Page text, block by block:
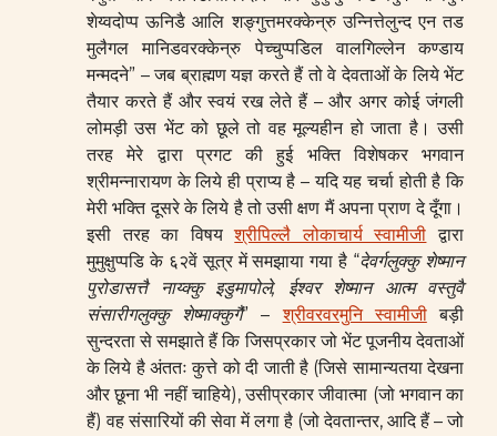
शेय्वदोप्प ऊनिडै आलि शङ्गुत्तमरक्केन्रु उन्नित्तेलुन्द एन तड
मुलैगल मानिडवरक्केन्रु पेच्चुप्पडिल वालगिल्लेन कण्डाय
मन्मदने” – जब ब्राह्मण यज्ञ करते हैं तो वे देवताओं के लिये भेंट
तैयार करते हैं और स्वयं रख लेते हैं – और अगर कोई जंगली
लोमड़ी उस भेंट को छूले तो वह मूल्यहीन हो जाता है। उसी
तरह मेरे द्वारा प्रगट की हुई भक्ति विशेषकर भगवान
श्रीमन्नारायण के लिये ही प्राप्य है – यदि यह चर्चा होती है कि
मेरी भक्ति दूसरे के लिये है तो उसी क्षण मैं अपना प्राण दे दूँगा।
इसी तरह का विषयश्रीपिल्लै लोकाचार्य स्वामीजी द्वारा
मुमुक्षुप्पडि के ६२वें सूत्र में समझाया गया है “देवर्गलुक्कुशेष्मान
पुरोडासत्तै
नाय्क्कु
इडुमापोले, ईश्वर शेष्मान आत्म वस्तुवै
संसारीगलुक्कु
शेष्माक्कुगै” –श्रीवरवरमुनि स्वामीजीबड़ी
सुन्दरता से समझाते हैं कि जिसप्रकार जो भेंट पूजनीय देवताओं
के लिये है अंततः कुत्ते को दी जाती है (जिसे सामान्यतया देखना
और छूना भी नहीं चाहिये), उसीप्रकार जीवात्मा (जो भगवान का
हैं) वह संसारियों की सेवा में लगा है (जो देवतान्तर, आदि हैं – जो